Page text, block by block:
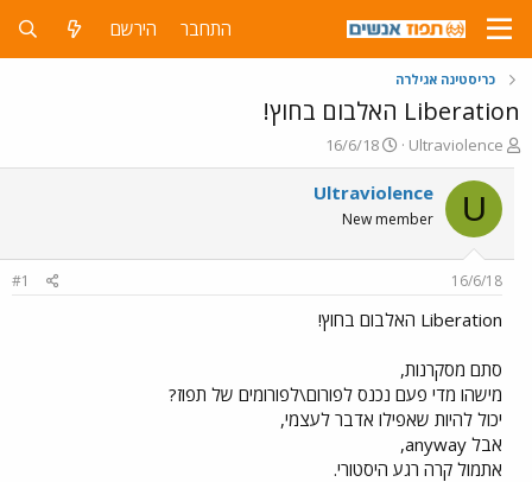
התחבר הירשם
כריסטינה אגילרה
Liberation האלבום בחוץ!
פ
ו
ת
ח
ה
ש
א
Ultraviolence
פ
ו
ר
ם
ר
16/6/18
U
Ultraviolence
New member
16/6/18
#1
Liberation האלבום בחוץ!
סתם מסקרנות,
מישהו מדי פעם נכנס לפורום\לפורומים של תפוז?
יכול להיות שאפילו אדבר לעצמי,
אבל anyway,
אתמול קרה רגע היסטורי.